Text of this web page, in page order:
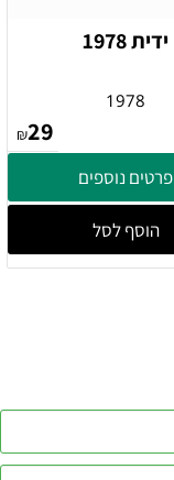
ידית 1978
1978
₪29
פרטים נוספים
הוסף לסל